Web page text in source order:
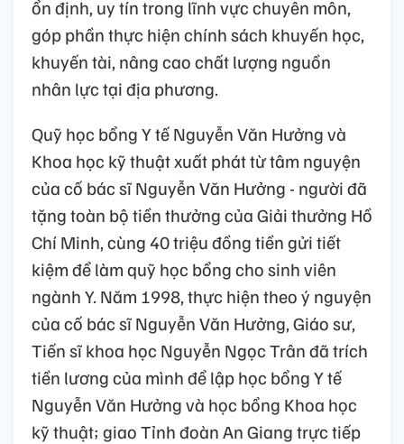
ổn định, uy tín trong lĩnh vực chuyên môn,
góp phần thực hiện chính sách khuyến học,
khuyến tài, nâng cao chất lượng nguồn
nhân lực tại địa phương.
Quỹ học bổng Y tế Nguyễn Văn Hưởng và
Khoa học kỹ thuật xuất phát từ tâm nguyện
của cố bác sĩ Nguyễn Văn Hưởng - người đã
tặng toàn bộ tiền thưởng của Giải thưởng Hồ
Chí Minh, cùng 40 triệu đồng tiền gửi tiết
kiệm để làm quỹ học bổng cho sinh viên
ngành Y. Năm 1998, thực hiện theo ý nguyện
của cố bác sĩ Nguyễn Văn Hưởng, Giáo sư,
Tiến sĩ khoa học Nguyễn Ngọc Trân đã trích
tiền lương của mình để lập học bổng Y tế
Nguyễn Văn Hưởng và học bổng Khoa học
kỹ thuật; giao Tỉnh đoàn An Giang trực tiếp